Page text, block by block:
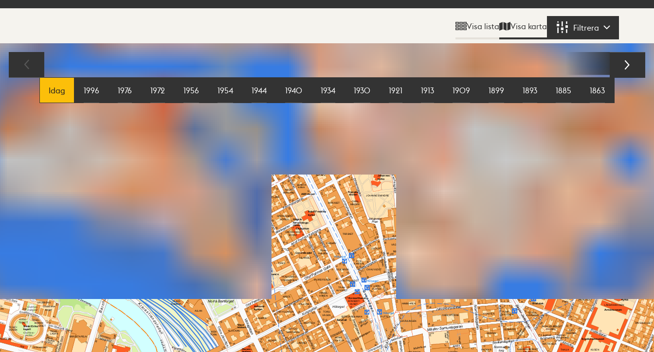
Visa lista Visa karta Filtrera
Karta
Idag 1996 1976 1972 1956 1954 1944 1940 1934 1930 1921 1913 1909 1899 1893 1885 1863 1855